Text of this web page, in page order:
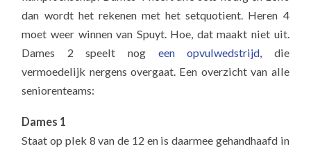
dan wordt het rekenen met het setquotient. Heren 4
moet weer winnen van Spuyt. Hoe, dat maakt niet uit.
Dames 2 speelt nog een opvulwedstrijd, die
vermoedelijk nergens overgaat. Een overzicht van alle
seniorenteams:
Dames 1
Staat op plek 8 van de 12 en is daarmee gehandhaafd in